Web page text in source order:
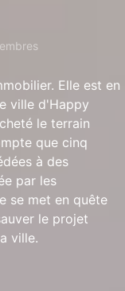
Elle est en
ville d'Happy
le terrain
que cinq
à des
par les
se met en quête
le projet
ville.